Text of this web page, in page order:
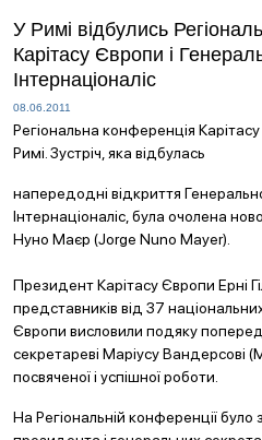
У Римі відбулись
Карітасу Європи і
Інтернаціоналіс
08.06.2011
Регіональна конференція
Римі. Зустріч, яка відбулась
напередодні відкриття
Інтернаціоналіс, була очолена
Нуно Маєр (Jorge Nuno Mayer).
Президент Карітасу Європи Ерні
представників від 37 національних
Європи висловили подяку
секретареві Маріусу Вандерсові
посвяченої і успішної роботи.
На Регіональній конференції було